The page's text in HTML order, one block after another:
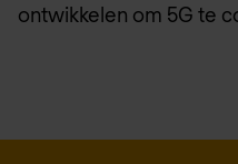
ontwikkelen om 5G te